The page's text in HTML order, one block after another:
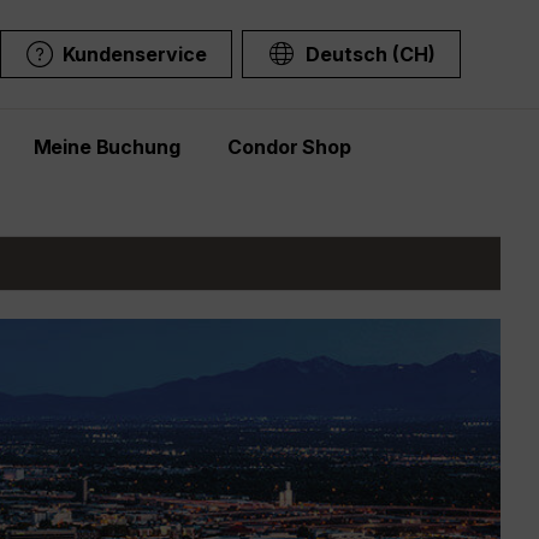
Kundenservice Deutsch (CH)
Meine Buchung Condor Shop